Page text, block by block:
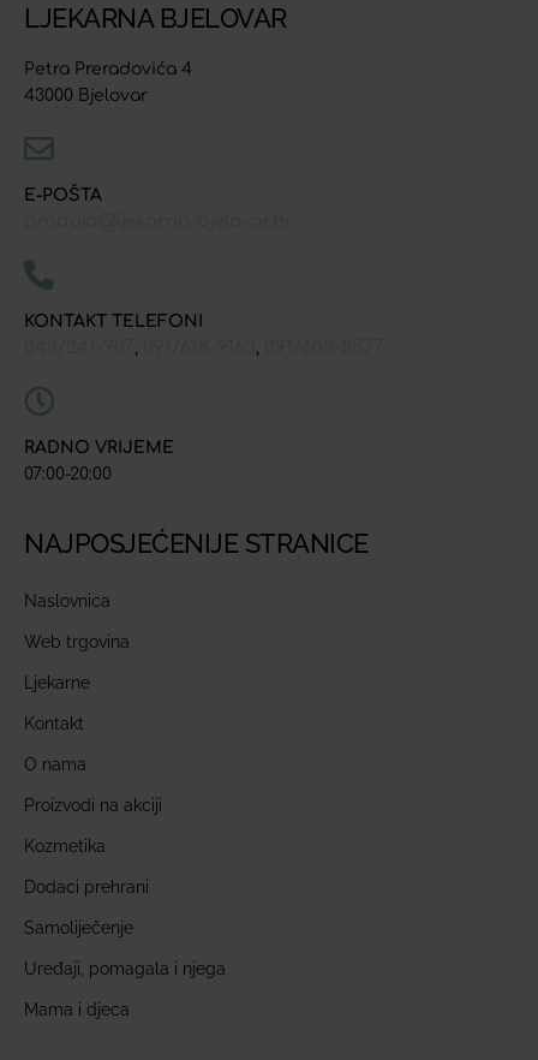
LJEKARNA BJELOVAR
Petra Preradovića 4
43000 Bjelovar
E-POŠTA
KONTAKT TELEFONI
RADNO VRIJEME
07:00-20:00
NAJPOSJEĆENIJE STRANICE
Naslovnica
Web trgovina
Ljekarne
Kontakt
O nama
Proizvodi na akciji
Kozmetika
Dodaci prehrani
Samoliječenje
Uređaji, pomagala i njega
Mama i djeca